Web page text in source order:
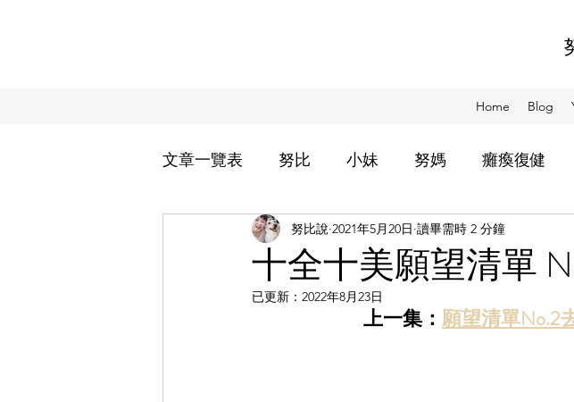
Home Blog
文章一覽表 努比 小妹 努媽 癱瘓復健
過敏兒小妹治療週記 努比教會我的事
努家的日常用品分享 努家食堂
十全十美願望清單
努比說 2021年5月20日 讀畢需時 2 分鐘
已更新： 2022年8月23日
上一集： 願望清單No.2